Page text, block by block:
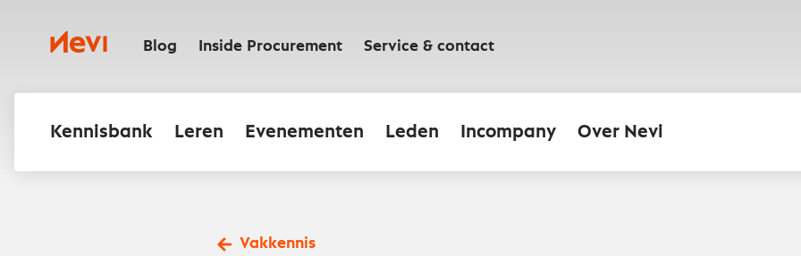
inhoudNevi Blog Inside Procurement Service & contact
Kennisbank Leren Evenementen Leden Incompany Over Nevi
Vakkennis